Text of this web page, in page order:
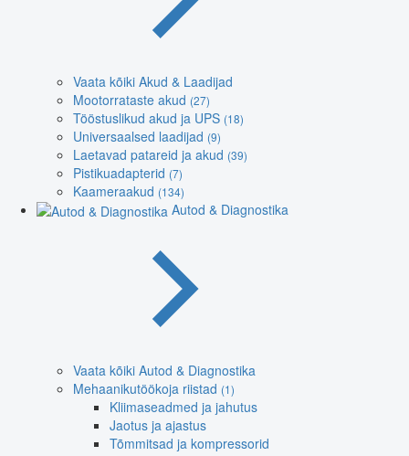
Vaata kõiki Akud & Laadijad
Mootorrataste akud (27)
Tööstuslikud akud ja UPS (18)
Universaalsed laadijad (9)
Laetavad patareid ja akud (39)
Pistikuadapterid (7)
Kaameraakud (134)
Autod & Diagnostika
Vaata kõiki Autod & Diagnostika
Mehaanikutöökoja riistad (1)
Kliimaseadmed ja jahutus
Jaotus ja ajastus
Tõmmitsad ja kompressorid